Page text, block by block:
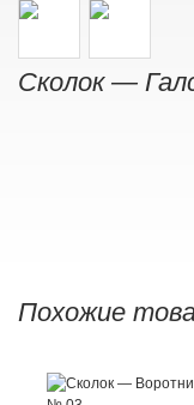
Сколок —
Похожие